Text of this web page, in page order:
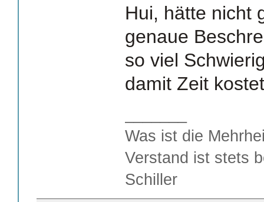
Hui, hätte nicht
genaue
so viel
damit Zeit
Was ist die
Verstand ist stets
Schiller